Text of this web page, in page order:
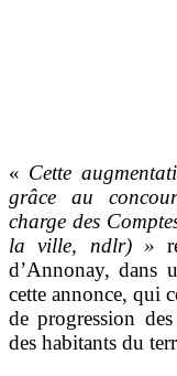
« Cette
grâce au
charge des
la ville, ndlr) »
d’Annonay, dans
cette annonce, qui
de progression
des habitants du